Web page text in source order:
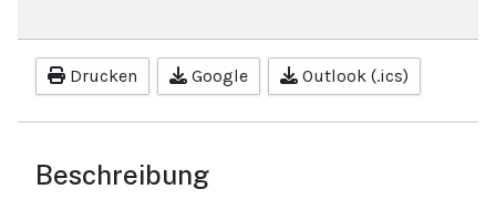
Drucken Google Outlook (.ics)
Beschreibung